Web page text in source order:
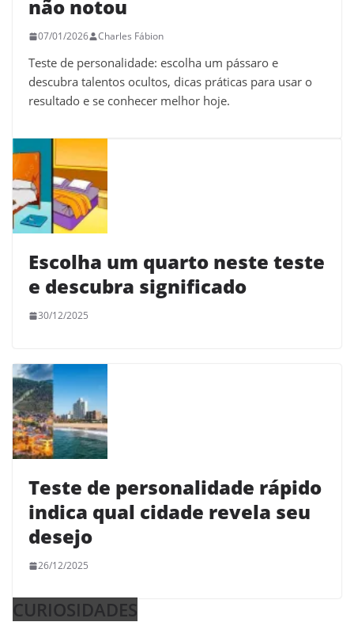
não notou
07/01/2026 Charles Fábion
Teste de personalidade: escolha um pássaro e
descubra talentos ocultos, dicas práticas para usar o
resultado e se conhecer melhor hoje.
Escolha um quarto neste teste
e descubra significado
30/12/2025
Teste de personalidade rápido
indica qual cidade revela seu
desejo
26/12/2025
CURIOSIDADES